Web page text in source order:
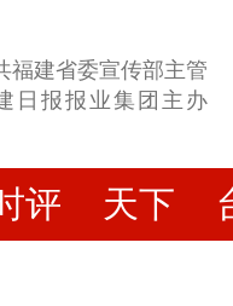
福建省委宣传部主管
日报报业集团主办
评 天下